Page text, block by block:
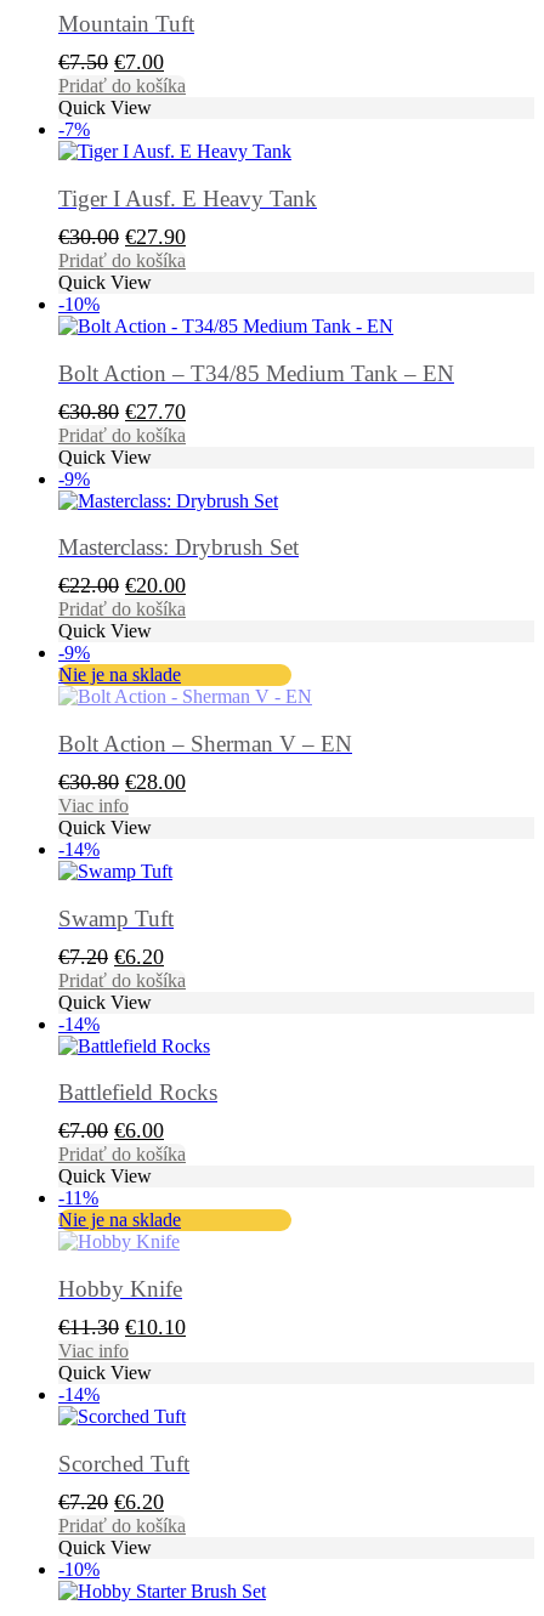
Mountain Tuft
€7.50 Pôvodná
cena
bola:
€7.00Aktuálna
cena
Pridať do košíka
Quick View
-7%
Tiger I Ausf. E Heavy Tank
€30.00 Pôvodná
cena
bola:
€27.90Aktuálna
cena
Pridať do košíka
Quick View
-10%
Bolt Action – T34/85 Medium Tank – EN
€30.80 Pôvodná
cena
bola:
€27.70Aktuálna
cena
Pridať do košíka
Quick View
-9%
Masterclass: Drybrush Set
€22.00 Pôvodná
cena
bola:
€22.00.
€20.00Aktuálna
cena
€20.00.
Pridať do košíka
Quick View
-9%
Nie je na sklade
Bolt Action – Sherman V – EN
€30.80 Pôvodná
cena
bola:
€28.00Aktuálna
Viac info
Quick View
-14%
Swamp Tuft
€7.20 Pôvodná
cena
bola:
€6.20Aktuálna
cena
Pridať do košíka
Quick View
-14%
Battlefield Rocks
€7.00 Pôvodná
cena
bola:
€7.00.
€6.00Aktuálna
cena
€6.00.
Pridať do košíka
Quick View
-11%
Nie je na sklade
Hobby Knife
€11.30 Pôvodná
cena
bola:
€10.10Aktuálna
Viac info
Quick View
-14%
Scorched Tuft
€7.20 Pôvodná
cena
bola:
€6.20Aktuálna
cena
Pridať do košíka
Quick View
-10%